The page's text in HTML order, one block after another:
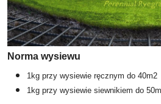
Norma wysiewu
1kg przy wysiewie ręcznym do 40m2
1kg przy wysiewie siewnikiem do